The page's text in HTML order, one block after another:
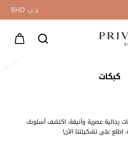
د.ب BHD
كبكات
عصرية وأنيقة، اكتشف أسلوبك
اطلع على تشكيلتنا الآن!